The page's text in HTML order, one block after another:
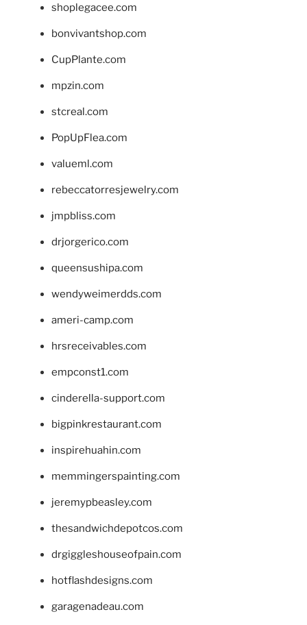
shoplegacee.com
bonvivantshop.com
CupPlante.com
mpzin.com
stcreal.com
PopUpFlea.com
valueml.com
rebeccatorresjewelry.com
jmpbliss.com
drjorgerico.com
queensushipa.com
wendyweimerdds.com
ameri-camp.com
hrsreceivables.com
empconst1.com
cinderella-support.com
bigpinkrestaurant.com
inspirehuahin.com
memmingerspainting.com
jeremypbeasley.com
thesandwichdepotcos.com
drgiggleshouseofpain.com
hotflashdesigns.com
garagenadeau.com